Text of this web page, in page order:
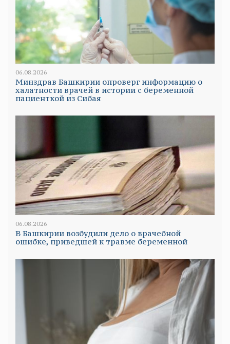
06.08.2026
Минздрав Башкирии опроверг информацию о
халатности врачей в истории с беременной
пациенткой из Сибая
06.08.2026
В Башкирии возбудили дело о врачебной
ошибке, приведшей к травме беременной